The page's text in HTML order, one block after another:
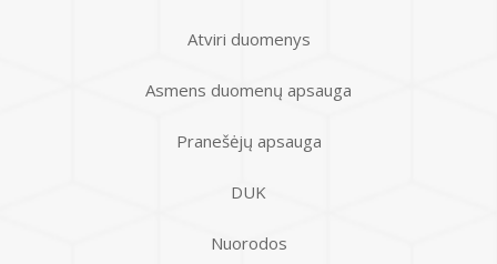
Atviri duomenys
Asmens duomenų apsauga
Pranešėjų apsauga
DUK
Nuorodos